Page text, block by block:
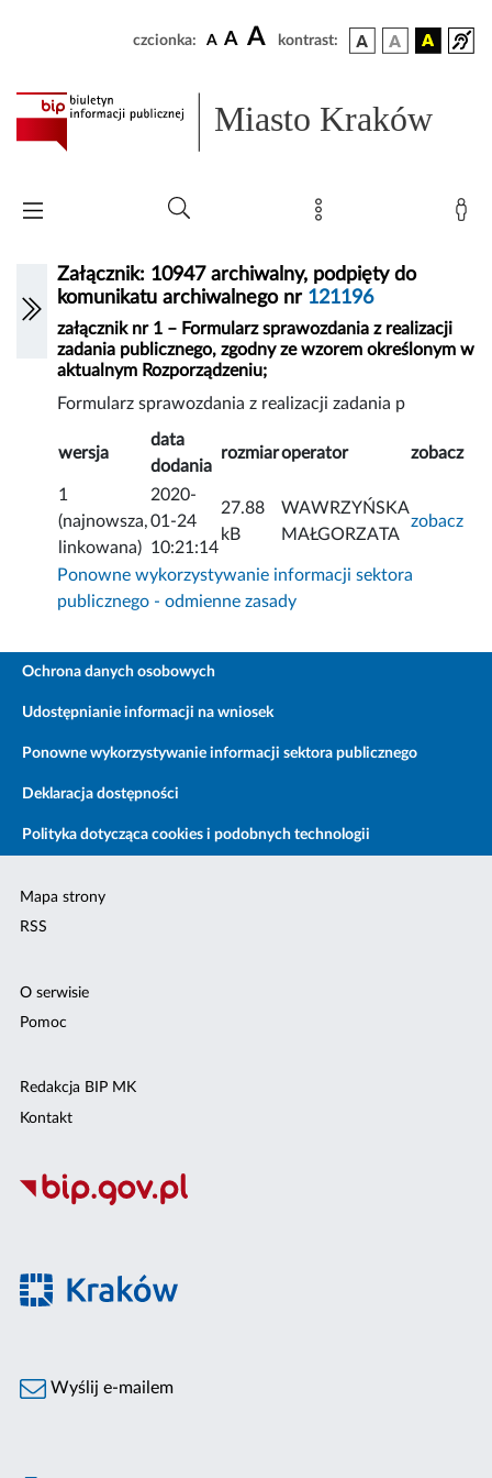
czcionka: A A A kontrast:
Miasto Kraków
Załącznik: 10947 archiwalny, podpięty do
komunikatu archiwalnego nr 121196
załącznik nr 1 – Formularz sprawozdania z realizacji
zadania publicznego, zgodny ze wzorem określonym w
aktualnym Rozporządzeniu;
Formularz sprawozdania z realizacji zadania p
wersja
data
dodania
rozmiaroperator zobacz
1
(najnowsza,
linkowana)
2020-
01-24
10:21:14
27.88
kB
WAWRZYŃSKA
MAŁGORZATA
zobacz
Ponowne wykorzystywanie informacji sektora
publicznego - odmienne zasady
Ochrona danych osobowych
Udostępnianie informacji na wniosek
Ponowne wykorzystywanie informacji sektora publicznego
Deklaracja dostępności
Polityka dotycząca cookies i podobnych technologii
Mapa strony
RSS
O serwisie
Pomoc
Redakcja BIP MK
Kontakt
Wyślij e-mailem